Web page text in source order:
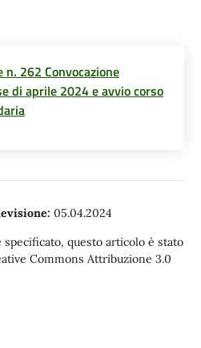
n. 262 Convocazione
di aprile 2024 e avvio corso
05.04.2024
questo articolo è stato
Commons Attribuzione 3.0